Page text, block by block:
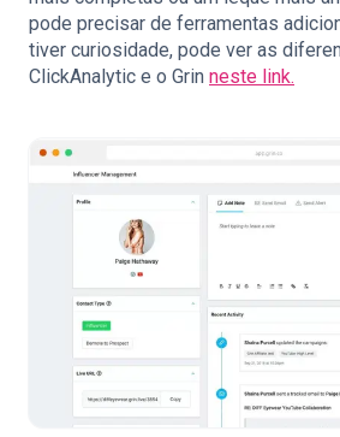
pode precisar de ferramentas
tiver curiosidade, pode ver as
ClickAnalytic e o Grin neste link.